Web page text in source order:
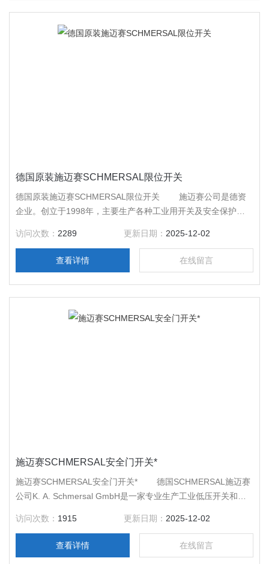
德国原装施迈赛SCHMERSAL限位开关
德国原装施迈赛SCHMERSAL限位开关 施迈赛公司是德资
企业。创立于1998年，主要生产各种工业用开关及安全保护产
设备、化工、医疗行业等。特别在电梯、升降机等安全设备，提
访问次数： 2289 更新日期： 2025-12-02
查看详情 在线留言
施迈赛SCHMERSAL安全门开关*
施迈赛SCHMERSAL安全门开关* 德国SCHMERSAL施迈赛
公司K. A. Schmersal GmbH是一家专业生产工业低压开关和机
访问次数： 1915 更新日期： 2025-12-02
查看详情 在线留言